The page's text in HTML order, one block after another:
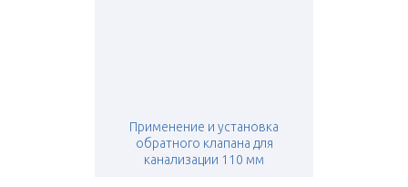
Применение и установка
обратного клапана для
канализации 110 мм